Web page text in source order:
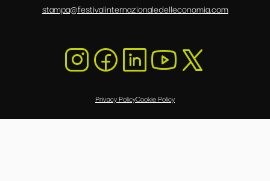
stampa@festivalinternazionaledelleconomia.com
Privacy PolicyCookie Policy